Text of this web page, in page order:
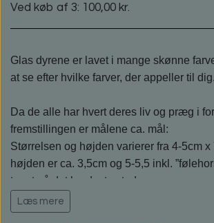
Ved køb af 3: 100,00 kr.
Glas dyrene er lavet i mange skønne
at se efter hvilke farver, der appeller til dig.
Da de alle har hvert deres liv og præg i
fremstillingen er målene ca. mål:
Størrelsen og højden varierer fra 4-5cm x
højden er ca. 3,5cm og 5-5,5 inkl.
taget på det bredeste sted.
Læs mere